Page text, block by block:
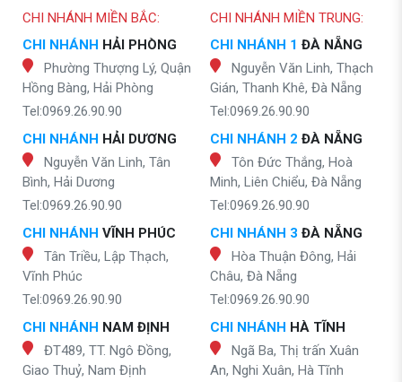
CHI NHÁNH MIỀN BẮC:
CHI NHÁNH HẢI PHÒNG
Phường Thượng Lý, Quận
Hồng Bàng, Hải Phòng
Tel:0969.26.90.90
CHI NHÁNH HẢI DƯƠNG
Nguyễn Văn Linh, Tân
Bình, Hải Dương
Tel:0969.26.90.90
CHI NHÁNH VĨNH PHÚC
Tân Triều, Lập Thạch,
Vĩnh Phúc
Tel:0969.26.90.90
CHI NHÁNH NAM ĐỊNH
ĐT489, TT. Ngô Đồng,
Giao Thuỷ, Nam Định
CHI NHÁNH MIỀN TRUNG:
CHI NHÁNH 1 ĐÀ NẴNG
Nguyễn Văn Linh, Thạch
Gián, Thanh Khê, Đà Nẵng
Tel:0969.26.90.90
CHI NHÁNH 2 ĐÀ NẴNG
Tôn Đức Thắng, Hoà
Minh, Liên Chiểu, Đà Nẵng
Tel:0969.26.90.90
CHI NHÁNH 3 ĐÀ NẴNG
Hòa Thuận Đông, Hải
Châu, Đà Nẵng
Tel:0969.26.90.90
CHI NHÁNH HÀ TĨNH
Ngã Ba, Thị trấn Xuân
An, Nghi Xuân, Hà Tĩnh